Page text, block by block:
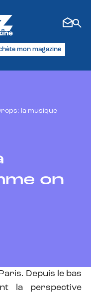
mon magazine
la musique
on
Depuis le bas
la perspective